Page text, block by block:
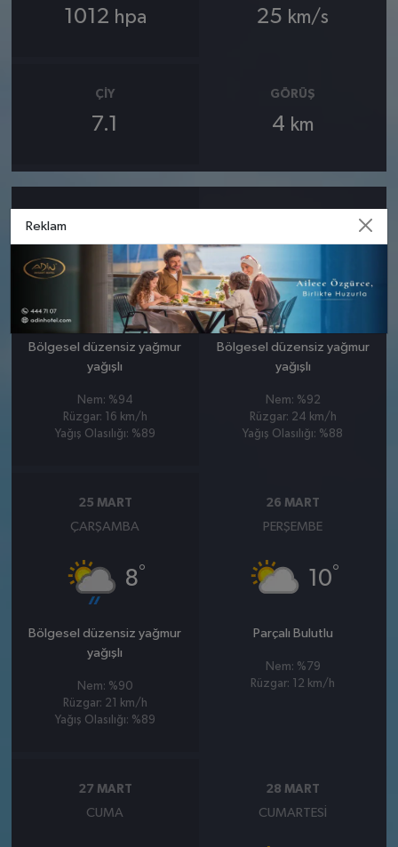
1012 hpa 25 km/s
ÇIY
7.1
GÖRÜŞ
4 km
PAZARTESI
8°
Bölgesel düzensiz yağmur
yağışlı
Nem: %94
Rüzgar: 16 km/h
Yağış Olasılığı: %89
SALI
8 °
Bölgesel düzensiz yağmur
yağışlı
Nem: %92
Rüzgar: 24 km/h
Yağış Olasılığı: %88
25 MART
ÇARŞAMBA
8°
Bölgesel düzensiz yağmur
yağışlı
Nem: %90
Rüzgar: 21 km/h
Yağış Olasılığı: %89
26 MART
PERŞEMBE
10°
Parçalı Bulutlu
Nem: %79
Rüzgar: 12 km/h
27 MART
CUMA
28 MART
CUMARTESI
Reklam